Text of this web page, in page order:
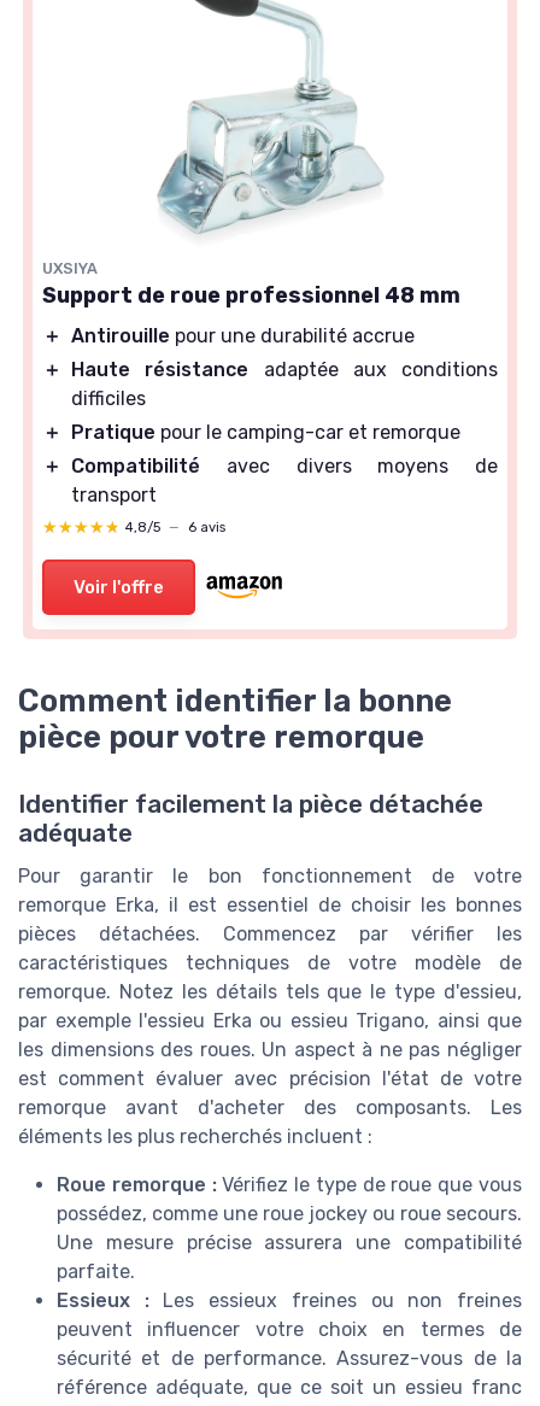
UXSIYA
Support de roue professionnel 48 mm
＋ Antirouille pour une durabilité accrue
＋
Haute résistance adaptée aux conditions
difficiles
＋
Pratique pour le camping-car et remorque
＋
Compatibilité avec divers moyens de
transport
★★★★★
★★★★★ 4,8/5 — 6 avis
Voir l'offre
Comment identifier la bonne
pièce pour votre remorque
Identifier facilement la pièce détachée
adéquate
Pour garantir le bon fonctionnement de votre
remorque Erka, il est essentiel de choisir les bonnes
pièces détachées. Commencez par vérifier les
caractéristiques techniques de votre modèle de
remorque. Notez les détails tels que le type d'essieu,
par exemple l'essieu Erka ou essieu Trigano, ainsi que
les dimensions des roues. Un aspect à ne pas négliger
est comment évaluer avec précision l'état de votre
remorque avant d'acheter des composants. Les
éléments les plus recherchés incluent :
Roue remorque :Vérifiez le type de roue que vous
possédez, comme une roue jockey ou roue secours.
Une mesure précise assurera une compatibilité
parfaite.
Essieux :Les essieux freines ou non freines
peuvent influencer votre choix en termes de
sécurité et de performance. Assurez-vous de la
référence adéquate, que ce soit un essieu franc